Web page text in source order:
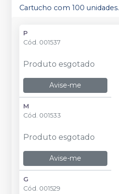
Cartucho com 100 unidades.
P
Cód. 001537
Produto esgotado
Avise-me
M
Cód. 001533
Produto esgotado
Avise-me
G
Cód. 001529